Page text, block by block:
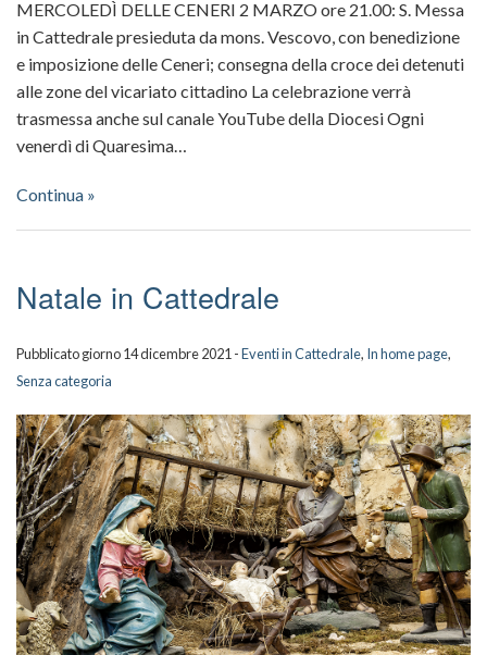
MERCOLEDÌ DELLE CENERI 2 MARZO ore 21.00: S. Messa
in Cattedrale presieduta da mons. Vescovo, con benedizione
e imposizione delle Ceneri; consegna della croce dei detenuti
alle zone del vicariato cittadino La celebrazione verrà
trasmessa anche sul canale YouTube della Diocesi Ogni
venerdì di Quaresima…
Continua »
Natale in Cattedrale
Pubblicato giorno 14 dicembre 2021 -Eventi in Cattedrale, In home page,
Senza categoria